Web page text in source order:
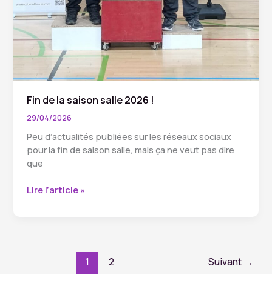
Fin de la saison salle 2026 !
29/04/2026
Peu d’actualités publiées sur les réseaux sociaux
pour la fin de saison salle, mais ça ne veut pas dire
que
Fin
Lire l’article »
1 2 Suivant →